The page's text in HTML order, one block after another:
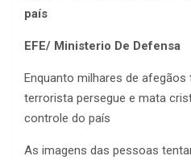
país
EFE/ Ministerio De Defensa
Enquanto milhares de afegãos
terrorista persegue e mata
controle do país
As imagens das pessoas